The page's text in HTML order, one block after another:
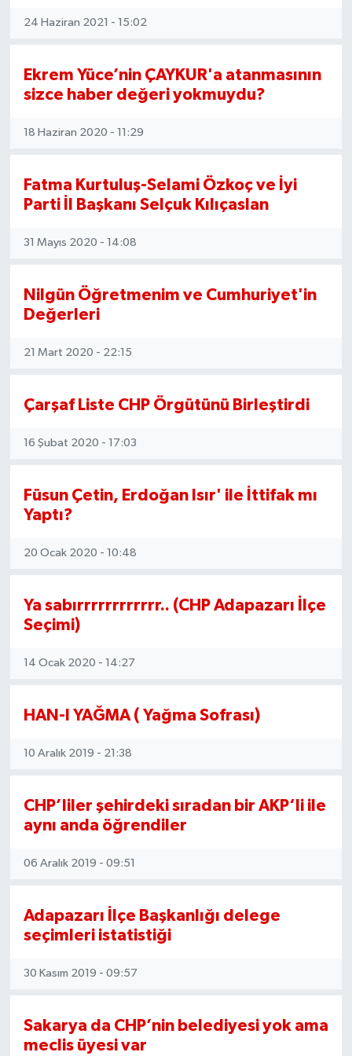
24 Haziran 2021 - 15:02
Ekrem Yüce’nin ÇAYKUR'a atanmasının
sizce haber değeri yokmuydu?
18 Haziran 2020 - 11:29
Fatma Kurtuluş-Selami Özkoç ve İyi
Parti İl Başkanı Selçuk Kılıçaslan
31 Mayıs 2020 - 14:08
Nilgün Öğretmenim ve Cumhuriyet'in
Değerleri
21 Mart 2020 - 22:15
Çarşaf Liste CHP Örgütünü Birleştirdi
16 Şubat 2020 - 17:03
Füsun Çetin, Erdoğan Isır' ile İttifak mı
Yaptı?
20 Ocak 2020 - 10:48
Ya sabırrrrrrrrrrrr.. (CHP Adapazarı İlçe
Seçimi)
14 Ocak 2020 - 14:27
HAN-I YAĞMA ( Yağma Sofrası)
10 Aralık 2019 - 21:38
CHP’liler şehirdeki sıradan bir AKP‘li ile
aynı anda öğrendiler
06 Aralık 2019 - 09:51
Adapazarı İlçe Başkanlığı delege
seçimleri istatistiği
30 Kasım 2019 - 09:57
Sakarya da CHP’nin belediyesi yok ama
meclis üyesi var